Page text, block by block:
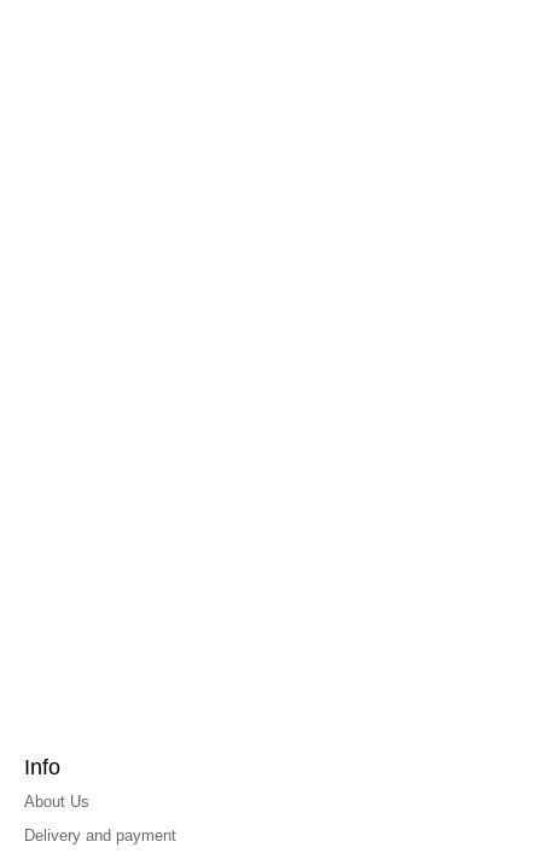
Info
About Us
Delivery and payment